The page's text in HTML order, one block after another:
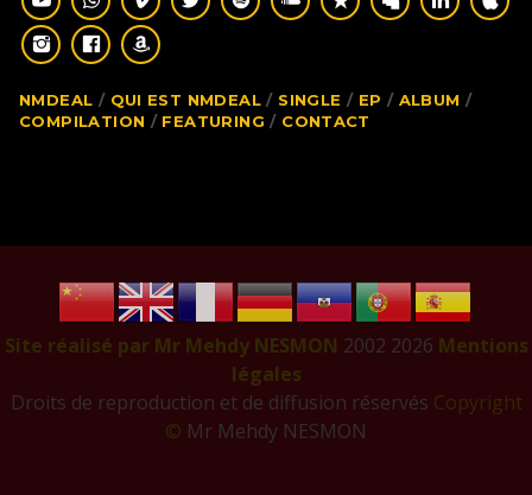
NMDEAL QUI EST NMDEAL SINGLE EP
ALBUM
COMPILATION
FEATURING CONTACT
Site réalisé par Mr Mehdy NESMON 2002 2026 Mentions
légales
Droits de reproduction et de diffusion réservés Copyright
© Mr Mehdy NESMON